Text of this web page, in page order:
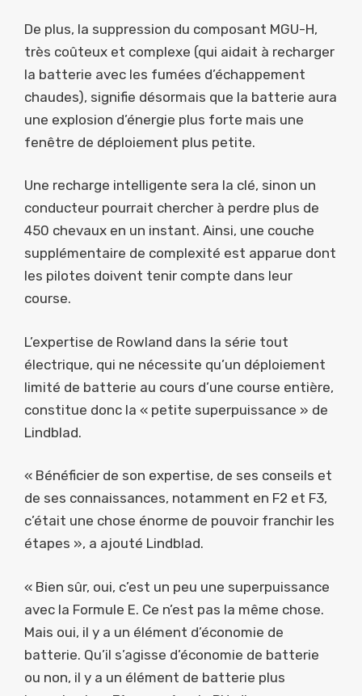
De plus, la suppression du composant MGU-H,
très coûteux et complexe (qui aidait à recharger
la batterie avec les fumées d’échappement
chaudes), signifie désormais que la batterie aura
une explosion d’énergie plus forte mais une
fenêtre de déploiement plus petite.
Une recharge intelligente sera la clé, sinon un
conducteur pourrait chercher à perdre plus de
450 chevaux en un instant. Ainsi, une couche
supplémentaire de complexité est apparue dont
les pilotes doivent tenir compte dans leur
course.
L’expertise de Rowland dans la série tout
électrique, qui ne nécessite qu’un déploiement
limité de batterie au cours d’une course entière,
constitue donc la « petite superpuissance » de
Lindblad.
« Bénéficier de son expertise, de ses conseils et
de ses connaissances, notamment en F2 et F3,
c’était une chose énorme de pouvoir franchir les
étapes », a ajouté Lindblad.
« Bien sûr, oui, c’est un peu une superpuissance
avec la Formule E. Ce n’est pas la même chose.
Mais oui, il y a un élément d’économie de
batterie. Qu’il s’agisse d’économie de batterie
ou non, il y a un élément de batterie plus